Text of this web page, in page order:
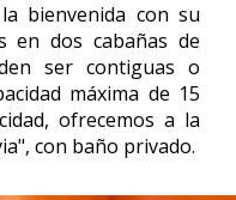
bienvenida con su
en dos cabañas de
ser contiguas o
máxima de 15
ofrecemos a la
con baño privado.